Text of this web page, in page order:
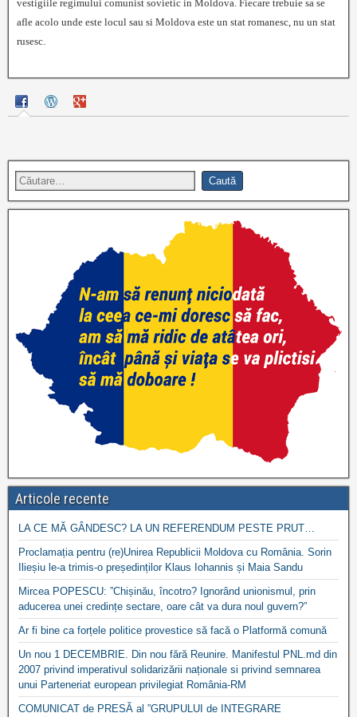
vestigiile regimului comunist sovietic in Moldova. Fiecare trebuie sa se
afle acolo unde este locul sau si Moldova este un stat romanesc, nu un stat
rusesc.
Articole recente
LA CE MĂ GÂNDESC? LA UN REFERENDUM PESTE PRUT…
Proclamația pentru (re)Unirea Republicii Moldova cu România. Sorin
Ilieșiu le-a trimis-o președinților Klaus Iohannis și Maia Sandu
Mircea POPESCU: ”Chișinău, încotro? Ignorând unionismul, prin
aducerea unei credințe sectare, oare cât va dura noul guvern?”
Ar fi bine ca forțele politice provestice să facă o Platformă comună
Un nou 1 DECEMBRIE. Din nou fără Reunire. Manifestul PNL.md din
2007 privind imperativul solidarizării naționale si privind semnarea
unui Parteneriat european privilegiat România-RM
COMUNICAT de PRESĂ al ”GRUPULUI de INTEGRARE